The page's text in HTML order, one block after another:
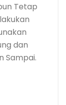
Tetap
dan
Sampai.